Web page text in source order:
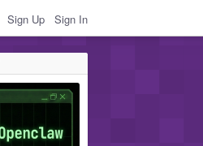
Sign Up Sign In